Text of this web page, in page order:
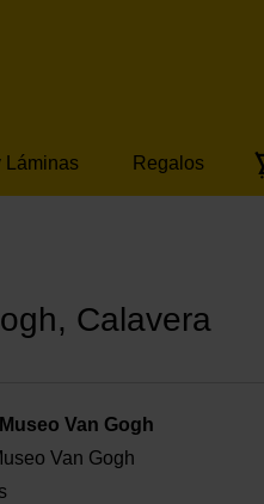
Láminas Regalos
Calavera
Van Gogh
Van Gogh